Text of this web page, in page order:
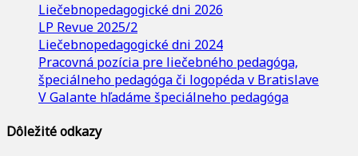
Liečebnopedagogické dni 2026
LP Revue 2025/2
Liečebnopedagogické dni 2024
Pracovná pozícia pre liečebného pedagóga,
špeciálneho pedagóga či logopéda v Bratislave
V Galante hľadáme špeciálneho pedagóga
Dôležité odkazy